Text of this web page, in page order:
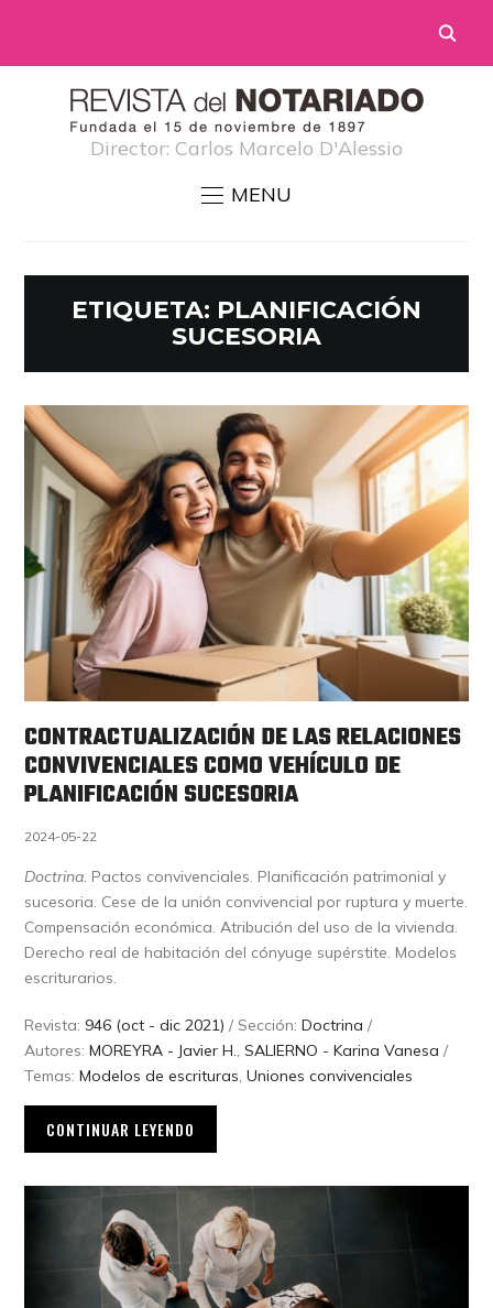
Director: Carlos Marcelo D'Alessio
MENU
ETIQUETA: PLANIFICACIÓN
SUCESORIA
CONTRACTUALIZACIÓN DE LAS RELACIONES
CONVIVENCIALES COMO VEHÍCULO DE
PLANIFICACIÓN SUCESORIA
2024-05-22
Doctrina. Pactos convivenciales. Planificación patrimonial y
sucesoria. Cese de la unión convivencial por ruptura y muerte.
Compensación económica. Atribución del uso de la vivienda.
Derecho real de habitación del cónyuge supérstite. Modelos
escriturarios.
Revista: 946 (oct - dic 2021) / Sección:Doctrina /
Autores:MOREYRA - Javier H.,SALIERNO - Karina Vanesa /
Temas:Modelos de escrituras,Uniones convivenciales
CONTINUAR LEYENDO